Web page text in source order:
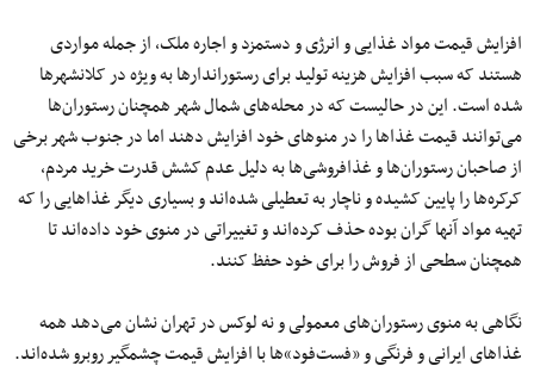
افزایش قیمت مواد غذایی و انرژی و دستمزد و اجاره ملک، از جمله مواردی
هستند که سبب افزایش هزینه تولید برای رستوراندارها به ویژه در کلانشهرها
شده است. این در حالیست که در محله‌های شمال شهر همچنان رستوران‌ها
می‌توانند قیمت‌ غذاها را در منوهای خود افزایش دهند اما در جنوب شهر برخی
از صاحبان رستوران‌ها و غذافروشی‌ها به دلیل عدم کشش قدرت خرید مردم،
کرکره‌ها را پایین کشیده و ناچار به تعطیلی شده‌اند و بسیاری دیگر غذاهایی را که
تهیه مواد آنها گران بوده حذف کرده‌اند و تغییراتی در منوی خود داده‌اند تا
همچنان سطحی از فروش را برای خود حفظ کنند.
نگاهی به منوی رستوران‌های معمولی و نه لوکس در تهران نشان می‌دهد همه
غذاهای ایرانی و فرنگی و «فست‌فود»ها با افزایش قیمت چشمگیر روبرو شده‌اند.